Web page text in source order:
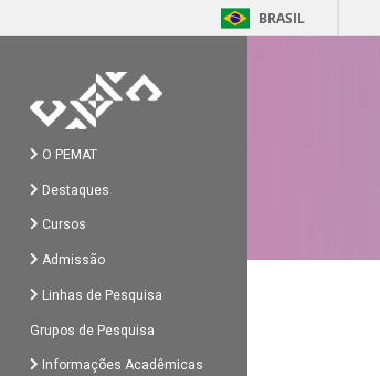
BRASIL
O PEMAT
Destaques
Cursos
Admissão
Linhas de Pesquisa
Grupos de Pesquisa
Informações Acadêmicas